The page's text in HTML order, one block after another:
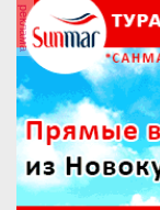
реклама